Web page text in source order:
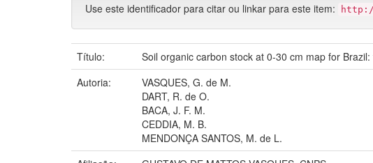
Use este identificador para citar ou linkar para este item:
Título:
Soil organic carbon stock at 0-30 cm map for
Autoria:
VASQUES, G. de M.
DART, R. de O.
BACA, J. F. M.
CEDDIA, M. B.
MENDONÇA SANTOS, M. de L.